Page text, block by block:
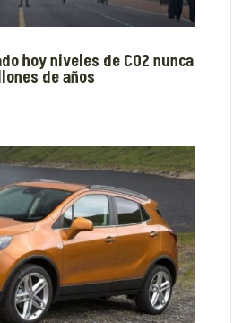
hoy niveles de CO2 nunca
de años